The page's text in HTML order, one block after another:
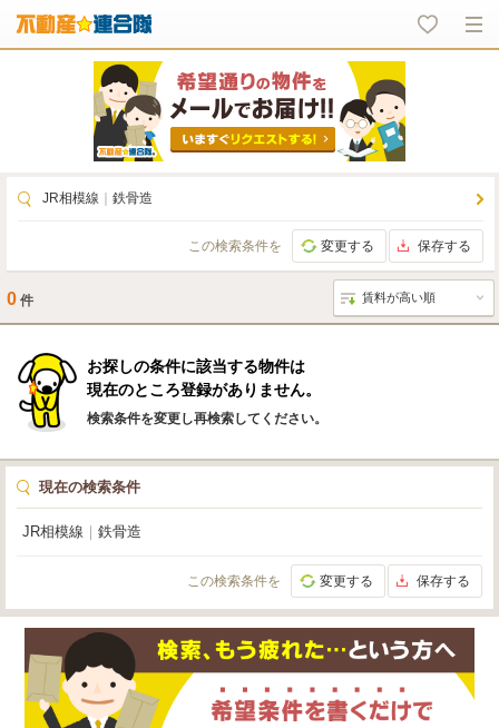
JR相模線 鉄骨造
この検索条件を 変更する 保存する
0 件
お探しの条件に該当する物件は
現在のところ登録がありません。
検索条件を変更し再検索してください。
現在の検索条件
JR相模線 鉄骨造
この検索条件を 変更する 保存する